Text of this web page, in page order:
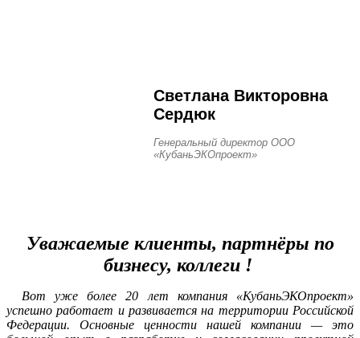
Светлана Викторовна
Сердюк
Генеральный директор ООО
«КубаньЭКОпроект»
Уважаемые клиенты, партнёры по
бизнесу, коллеги !
Вот уже более 20 лет компания «КубаньЭКОпроект»
успешно работает и развивается на территории Российской
Федерации. Основные ценности нашей компании — это